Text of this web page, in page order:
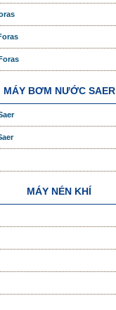
MÁY BƠM NƯỚC SAER
MÁY NÉN KHÍ